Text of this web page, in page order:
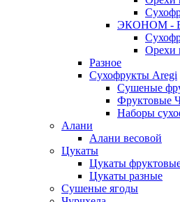
ЭКОНОМ -
Орехи
Разное
Сухофрукты Aregi
Сушеные
Фруктовые
Наборы
Алани
Алани весовой
Цукаты
Цукаты
Цукаты разные
Сушеные ягоды